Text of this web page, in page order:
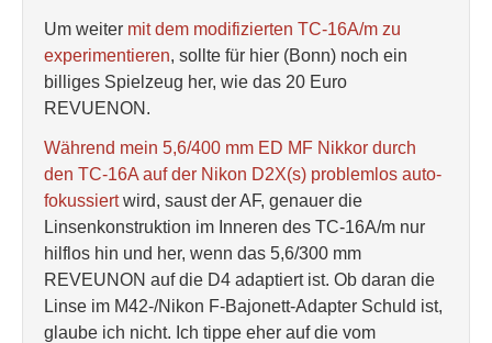
Um weiter mit dem modifizierten TC-16A/m zu
experimentieren, sollte für hier (Bonn) noch ein
billiges Spielzeug her, wie das 20 Euro
REVUENON.
Während mein 5,6/400 mm ED MF Nikkor durch
den TC-16A auf der Nikon D2X(s) problemlos auto-
fokussiertwird, saust der AF, genauer die
Linsenkonstruktion im Inneren des TC-16A/m nur
hilflos hin und her, wenn das 5,6/300 mm
REVEUNON auf die D4 adaptiert ist. Ob daran die
Linse im M42-/Nikon F-Bajonett-Adapter Schuld ist,
glaube ich nicht. Ich tippe eher auf die vom